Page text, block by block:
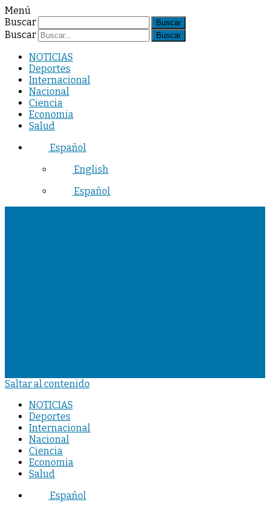
Menú
Buscar
Buscar
NOTICIAS
Deportes
Internacional
Nacional
Ciencia
Economia
Salud
Español
English
Español
Saltar al contenido
NOTICIAS
Deportes
Internacional
Nacional
Ciencia
Economia
Salud
Español